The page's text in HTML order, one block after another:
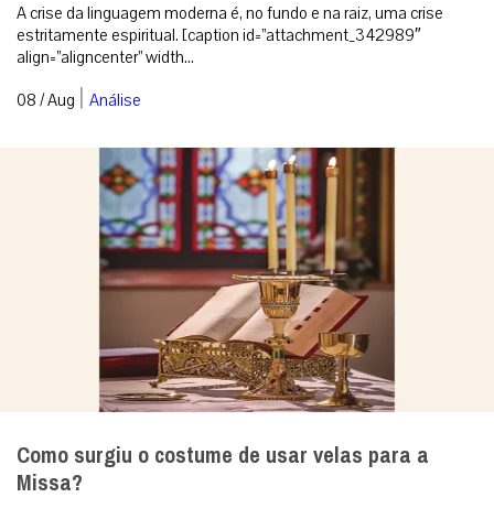
A crise da linguagem moderna é, no fundo e na raiz, uma crise
estritamente espiritual. [caption id=”attachment_342989″
align=”aligncenter” width...
08 / Aug | Análise
Como surgiu o costume de usar velas para a
Missa?